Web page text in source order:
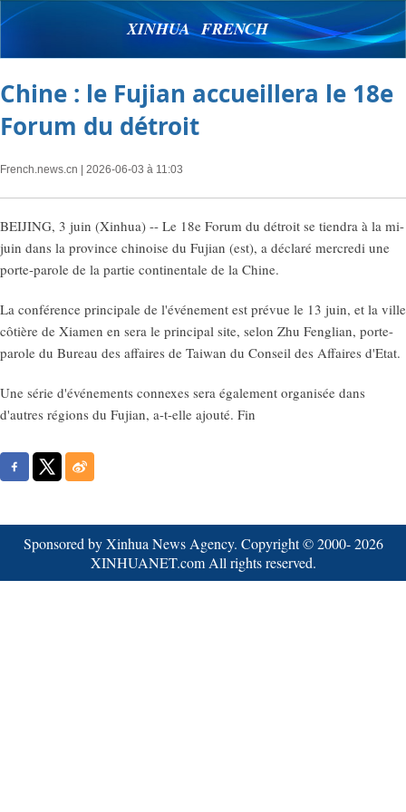
XINHUA FRENCH
Chine : le Fujian accueillera le 18e
Forum du détroit
French.news.cn | 2026-06-03 à 11:03
BEIJING, 3 juin (Xinhua) -- Le 18e Forum du détroit se tiendra à la mi-
juin dans la province chinoise du Fujian (est), a déclaré mercredi une
porte-parole de la partie continentale de la Chine.
La conférence principale de l'événement est prévue le 13 juin, et la ville
côtière de Xiamen en sera le principal site, selon Zhu Fenglian, porte-
parole du Bureau des affaires de Taiwan du Conseil des Affaires d'Etat.
Une série d'événements connexes sera également organisée dans
d'autres régions du Fujian, a-t-elle ajouté. Fin
Sponsored by Xinhua News Agency. Copyright © 2000-2026
XINHUANET.com All rights reserved.